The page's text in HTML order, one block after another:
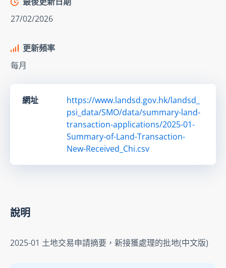
27/02/2026
更新頻率
每月
網址
https://www.landsd.gov.hk/landsd_
psi_data/SMO/data/summary-land-
transaction-applications/2025-01-
Summary-of-Land-Transaction-
New-Received_Chi.csv
說明
2025-01 土地交易申請摘要，新接獲處理的批地(中文版)